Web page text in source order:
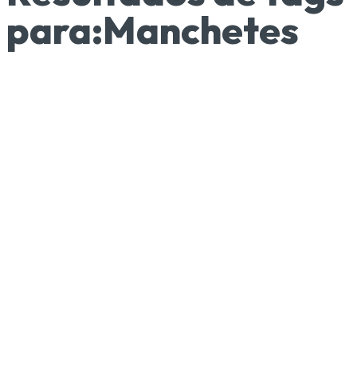
para:Manchetes